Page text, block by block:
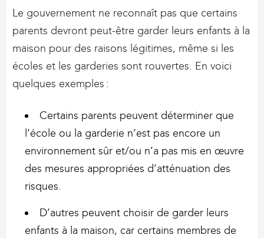
Le gouvernement ne reconnaît pas que certains
parents devront peut-être garder leurs enfants à la
maison pour des raisons légitimes, même si les
écoles et les garderies sont rouvertes. En voici
quelques exemples :
Certains parents peuvent déterminer que
l’école ou la garderie n’est pas encore un
environnement sûr et/ou n’a pas mis en œuvre
des mesures appropriées d’atténuation des
risques.
D’autres peuvent choisir de garder leurs
enfants à la maison, car certains membres de